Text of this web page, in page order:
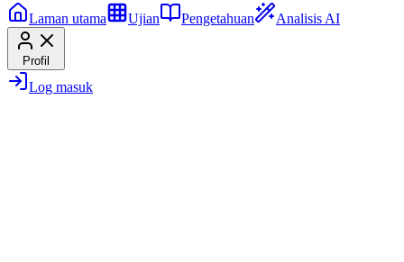
Laman utama Ujian Pengetahuan Analisis AI
Profil
Log masuk